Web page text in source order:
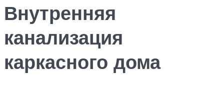
Внутренняя
канализация
каркасного дома